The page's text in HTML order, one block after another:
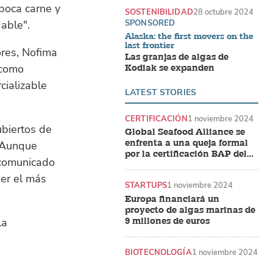
carne y
Nofima
de
el más
Alaska: the first movers on the
last frontier
Las granjas de algas de
Kodiak se expanden
SOSTENIBILIDAD28 octubre 2024
SPONSORED
LATEST STORIES
Global Seafood Alliance se
enfrenta a una queja formal
por la certificación BAP del
CERTIFICACIÓN1 noviembre 2024
Europa financiará un
proyecto de algas marinas de
9 millones de euros
STARTUPS1 noviembre 2024
BIOTECNOLOGÍA1 noviembre 2024